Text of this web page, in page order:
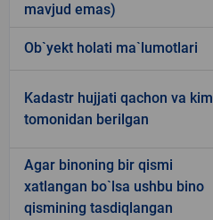
mavjud emas)
Ob`yekt holati ma`lumotlari
Kadastr hujjati qachon va kim
tomonidan berilgan
Agar binoning bir qismi
xatlangan bo`lsa ushbu bino
qismining tasdiqlangan